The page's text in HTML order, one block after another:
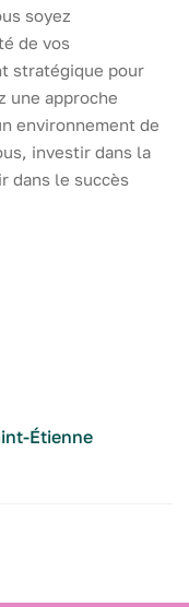
soyez
de vos
stratégique pour
une approche
environnement de
investir dans la
dans le succès
Étienne